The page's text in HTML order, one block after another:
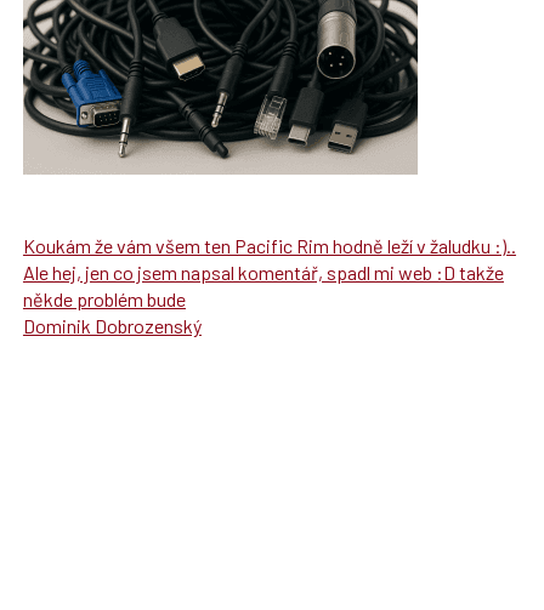
Koukám že vám všem ten Pacific Rim hodně leží v žaludku :)..
Ale hej, jen co jsem napsal komentář, spadl mi web :D takže
někde problém bude
Dominik Dobrozenský